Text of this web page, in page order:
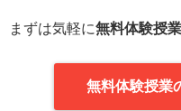
まずは気軽に無料体験授業
無料体験授業